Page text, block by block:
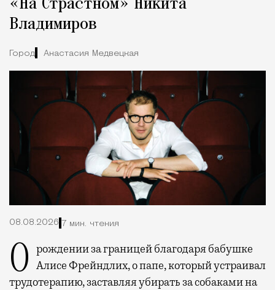
«На Страстном» Никита
Владимиров
Город Анастасия Медвецкая
08.08.2026 7 мин. чтения
О рождении за границей благодаря бабушке Алисе Фрейндлих, о папе, который устраивал
трудотерапию, заставляя убирать за собаками на